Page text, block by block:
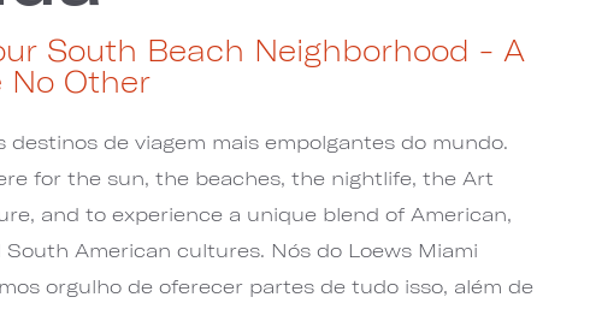
South Beach Neighborhood - A
No Other
destinos de viagem mais empolgantes do mundo.
for the sun, the beaches, the nightlife, the Art
and to experience a unique blend of American,
South American cultures. Nós do Loews Miami
orgulho de oferecer partes de tudo isso, além de